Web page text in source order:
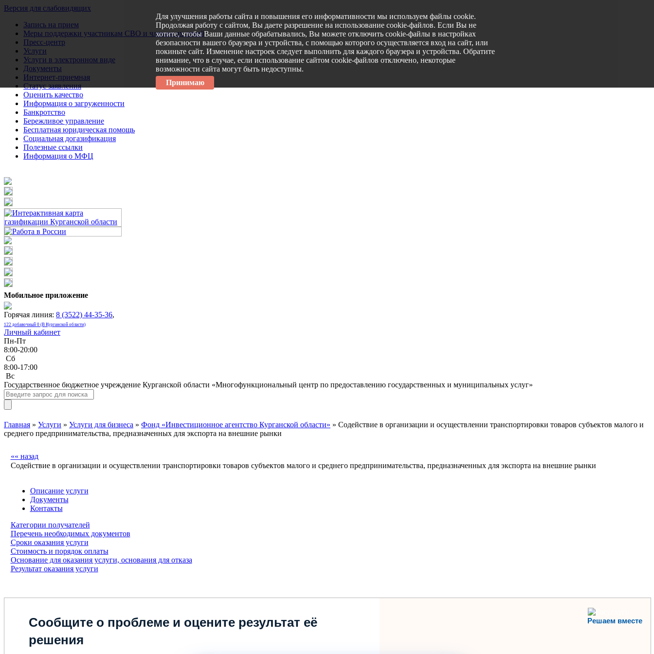
Версия для слабовидящих
Запись на прием
Меры поддержки участникам СВО и членам их семей
Пресс-центр
Услуги
Услуги в электронном виде
Документы
Интернет-приемная
Статус заявления
Оценить качество
Информация о загруженности
Банкротство
Бережливое управление
Бесплатная юридическая помощь
Социальная догазификация
Полезные ссылки
Информация о МФЦ
Мобильное приложение
Горячая линия: 8 (3522) 44-35-36,
122 добавочный 0 (В Курганской области)
Личный кабинет
Пн-Пт
8:00-20:00
Сб
8:00-17:00
Bc
Государственное бюджетное учреждение Курганской области «Многофункциональный центр по предоставлению государственных и муниципальных услуг»
Главная » Услуги » Услуги для бизнеса » Фонд «Инвестиционное агентство Курганской области» » Содействие в организации и осуществлении транспортировки товаров субъектов малого и
среднего предпринимательства, предназначенных для экспорта на внешние рынки
«« назад
Содействие в организации и осуществлении транспортировки товаров субъектов малого и среднего предпринимательства, предназначенных для экспорта на внешние рынки
Описание услуги
Документы
Контакты
Категории получателей
Перечень необходимых документов
Сроки оказания услуги
Стоимость и порядок оплаты
Основание для оказания услуги, основания для отказа
Результат оказания услуги
Решаем вместе
Сообщите о проблеме и оцените результат её
решения
Для улучшения работы сайта и повышения его информативности мы используем файлы cookie.
Продолжая работу с сайтом, Вы даете разрешение на использование cookie-файлов. Если Вы не
хотите, чтобы Ваши данные обрабатывались, Вы можете отключить cookie-файлы в настройках
безопасности вашего браузера и устройства, с помощью которого осуществляется вход на сайт, или
покиньте сайт. Изменение настроек следует выполнить для каждого браузера и устройства. Обратите
внимание, что в случае, если использование сайтом cookie-файлов отключено, некоторые
возможности сайта могут быть недоступны.
Принимаю